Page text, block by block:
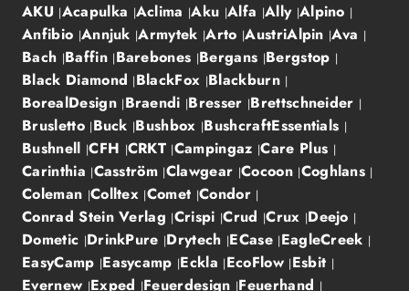
AKU Acapulka Aclima Aku Alfa Ally Alpino
Anfibio Annjuk Armytek Arto AustriAlpin Ava
Bach Baffin Barebones Bergans Bergstop
Black Diamond BlackFox Blackburn
BorealDesign Braendi Bresser Brettschneider
Brusletto Buck Bushbox BushcraftEssentials
Bushnell CFH CRKT Campingaz Care Plus
Carinthia Casström Clawgear Cocoon Coghlans
Coleman Colltex Comet Condor
Conrad Stein Verlag Crispi Crud Crux Deejo
Dometic DrinkPure Drytech ECase EagleCreek
EasyCamp Easycamp Eckla EcoFlow Esbit
Evernew Exped Feuerdesign Feuerhand